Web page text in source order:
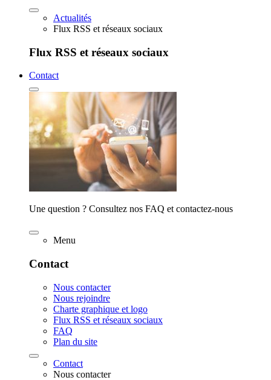
Actualités
Flux RSS et réseaux sociaux
Flux RSS et réseaux sociaux
Contact
Une question ? Consultez nos FAQ et contactez-nous
Menu
Contact
Nous contacter
Nous rejoindre
Charte graphique et logo
Flux RSS et réseaux sociaux
FAQ
Plan du site
Contact
Nous contacter